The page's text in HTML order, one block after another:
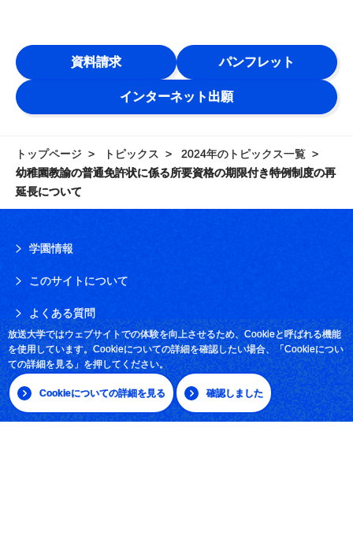
放送大学ではウェブサイトでの体験を向上させるため、Cookieと呼ばれる機能
を使用しています。Cookieについての詳細を確認したい場合、「Cookieについ
ての詳細を見る」を押してください。
Cookieについての詳細を見る 確認しました
資料請求 パンフレット
インターネット出願
トップページ トピックス
2024年のトピックス一覧
幼稚園教諭の普通免許状に係る所要資格の期限付き特例制度の再
延長について
学園情報
このサイトについて
よくある質問
お問い合わせ
採用情報
サイトマップ